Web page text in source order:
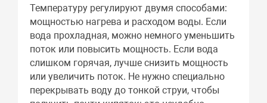
Температуру регулируют двумя способами:
мощностью нагрева и расходом воды. Если
вода прохладная, можно немного уменьшить
поток или повысить мощность. Если вода
слишком горячая, лучше снизить мощность
или увеличить поток. Не нужно специально
перекрывать воду до тонкой струи, чтобы